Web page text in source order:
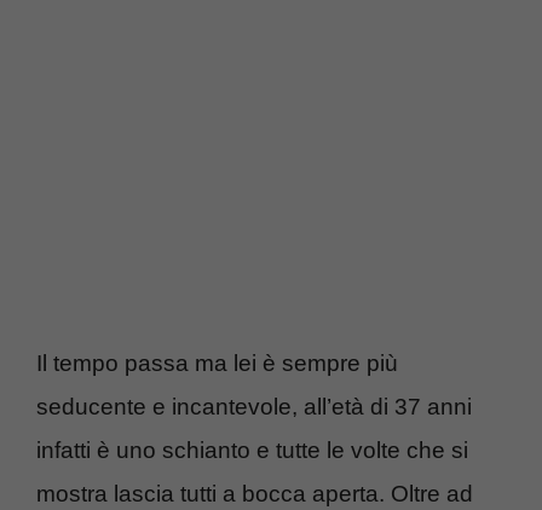
Il tempo passa ma lei è sempre più
seducente e incantevole, all’età di 37 anni
infatti è uno schianto e tutte le volte che si
mostra lascia tutti a bocca aperta. Oltre ad